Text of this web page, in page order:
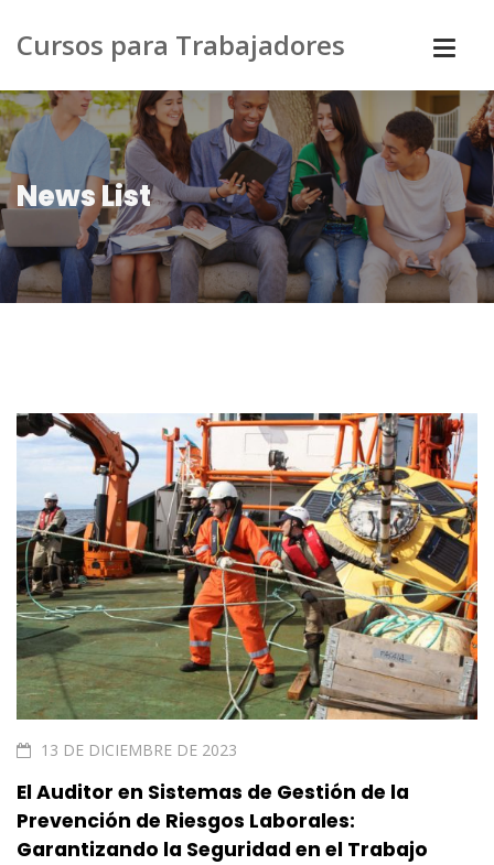
Cursos para Trabajadores
News List
13 DE DICIEMBRE DE 2023
El Auditor en Sistemas de Gestión de la
Prevención de Riesgos Laborales:
Garantizando la Seguridad en el Trabajo